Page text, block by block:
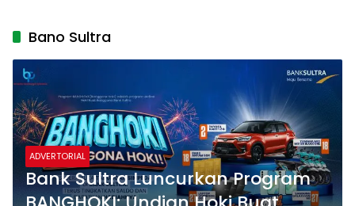
Bano Sultra
ADVERTORIAL
Bank Sultra Luncurkan Program